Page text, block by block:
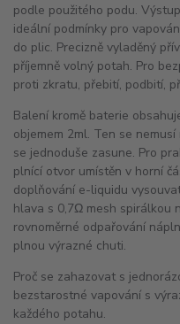
podle použitého podu.
ideální podmínky pro
do plic. Precizně vyladěný
příjemně volný potah. Pro
proti zkratu, přebití, podbití,
Balení kromě baterie
objemem 2ml. Ten se
se jednoduše zasune. Pro
plnící otvor umístěn v horní
doplňování e-liquidu
hlava s 0,7Ω mesh spirálkou
rovnoměrné odpařování
plnou výrazné chuti.
Proč se zahazovat s
bezstarostné vapování s
každého potahu.